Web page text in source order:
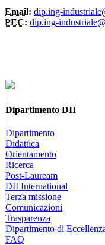
Email: dip.ing-
PEC: dip.ing-
Dipartimento DII
Dipartimento
Didattica
Orientamento
Ricerca
Post-Lauream
DII International
Terza missione
Comunicazioni
Trasparenza
Dipartimento di
FAQ